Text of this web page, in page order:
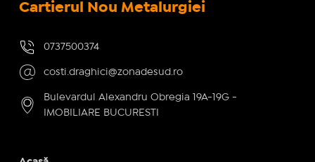
Cartierul Nou Metalurgiei
0737500374
costi.draghici@zonadesud.ro
Bulevardul Alexandru Obregia 19A-19G -
IMOBILIARE BUCURESTI